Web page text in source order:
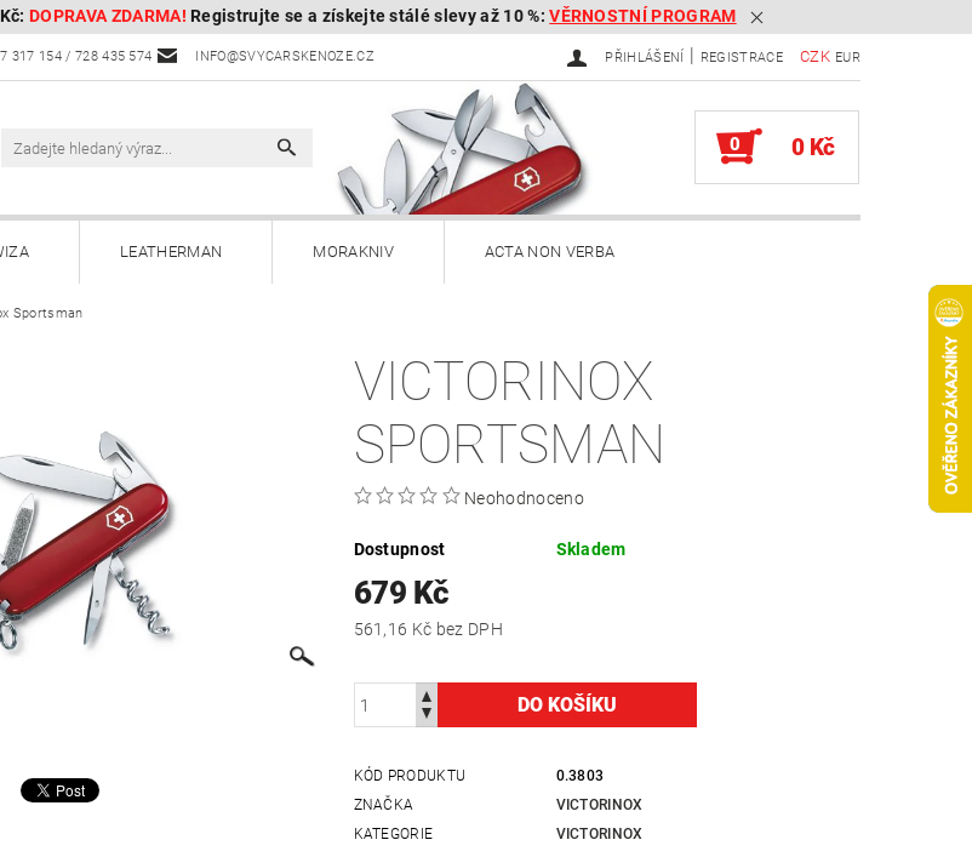
DOPRAVA ZDARMA! Registrujte se a získejte stálé slevy až 10 %:VĚRNOSTNÍ PROGRAM
317 154 / 728 435 574 INFO@SVYCARSKENOZE.CZ CZK EUR
PŘIHLÁŠENÍ | REGISTRACE
0 0 Kč
LEATHERMAN MORAKNIV ACTA NON VERBA
- Švédské sekery
Brousky na kapesní nože
Příslušenství Dárkové poukazy Služby Knihy
sekačky Vrácení, výměna zboží, reklamace
Sportsman
VICTORINOX
SPORTSMAN
Neohodnoceno
Dostupnost Skladem
679 Kč
561,16 Kč bez DPH
KÓD PRODUKTU
0.3803
ZNAČKA
VICTORINOX
KATEGORIE
VICTORINOX